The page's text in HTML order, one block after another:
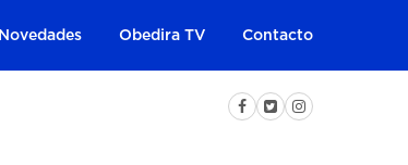
Novedades Obedira TV Contacto